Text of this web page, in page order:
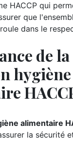
HACCP qui
que
dans le
de la
hygiène
alimentaire
la sécurité